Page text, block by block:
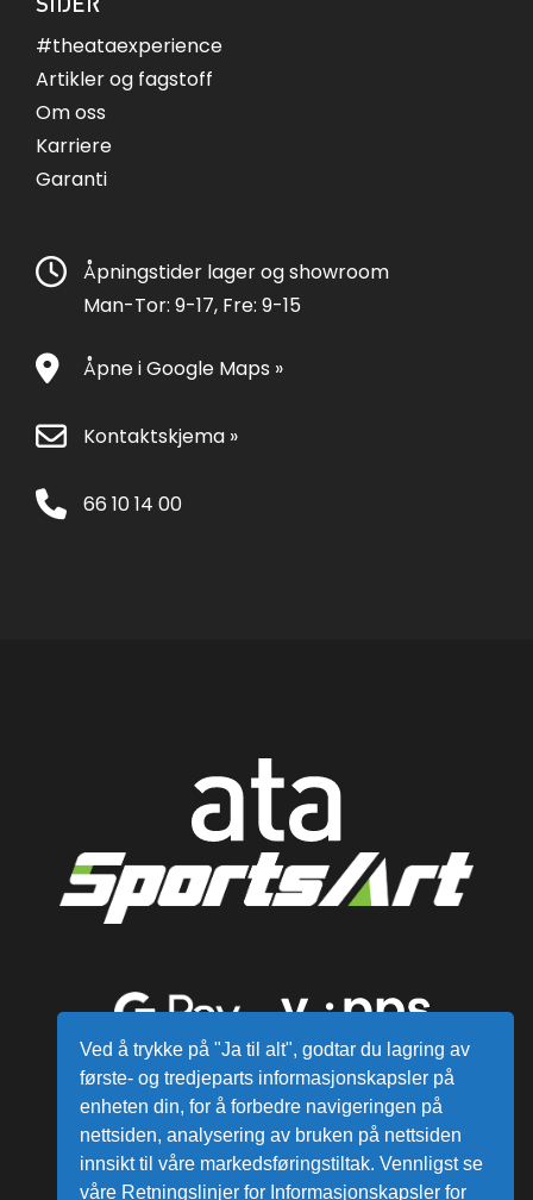
#theataexperience
Artikler og fagstoff
Om oss
Karriere
Garanti
Åpningstider lager og showroom
Man-Tor: 9-17, Fre: 9-15
Åpne i Google Maps »
Kontaktskjema »
66 10 14 00
Ved å trykke på "Ja til alt", godtar du lagring av
første- og tredjeparts informasjonskapsler på
enheten din, for å forbedre navigeringen på
nettsiden, analysering av bruken på nettsiden
innsikt til våre markedsføringstiltak. Vennligst se
våre Retningslinjer for Informasjonskapsler for